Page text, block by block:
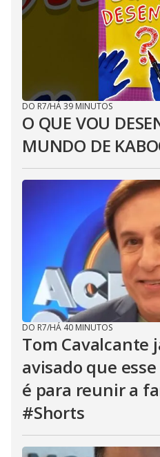
DO R7/HÁ 39 MINUTOS
O QUE VOU
MUNDO DE
DO R7/HÁ 40 MINUTOS
Tom Cavalcante
avisado que
é para reunir a
#Shorts